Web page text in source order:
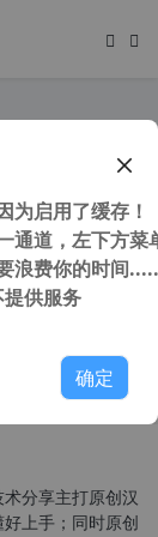
Video E
分享主打原创汉
上手；同时原创
为启用了缓存！
通道，左下方菜
浪费你的时间
供服务
确定